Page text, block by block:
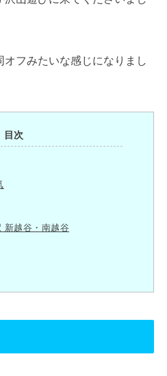
フみたいな感じになりまし
目次
新越谷・南越谷